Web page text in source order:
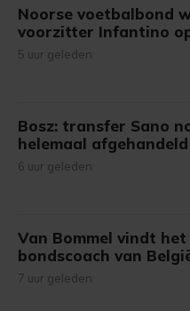
Noorse voetbalbond
voorzitter Infantino
5 uur geleden
Bosz: transfer Sano
helemaal afgehandeld
6 uur geleden
Van Bommel vindt het
bondscoach van
7 uur geleden